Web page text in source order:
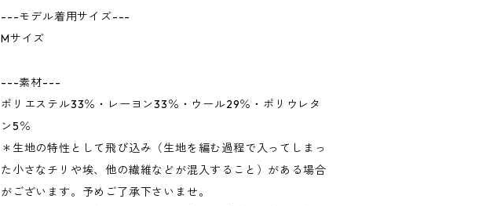
---モデル着用サイズ---
Mサイズ
---素材---
ポリエステル33％・レーヨン33％・ウール29％・ポリウレタ
ン5％
＊生地の特性として飛び込み（生地を編む過程で入ってしまっ
た小さなチリや埃、他の繊維などが混入すること）がある場合
がございます。予めご了承下さいませ。